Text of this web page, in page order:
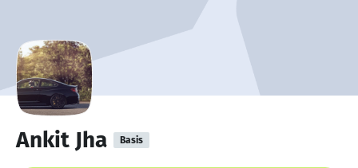
Ankit Jha Basis